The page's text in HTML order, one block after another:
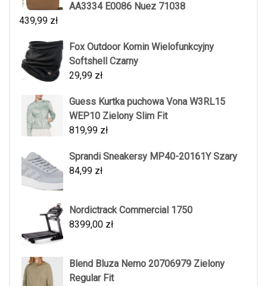
AA3334 E0086 Nuez 71038
439,99 zł
Fox Outdoor Komin Wielofunkcyjny
Softshell Czarny
29,99 zł
Guess Kurtka puchowa Vona W3RL15
WEP10 Zielony Slim Fit
819,99 zł
Sprandi Sneakersy MP40-20161Y Szary
84,99 zł
Nordictrack Commercial 1750
8399,00 zł
Blend Bluza Nemo 20706979 Zielony
Regular Fit